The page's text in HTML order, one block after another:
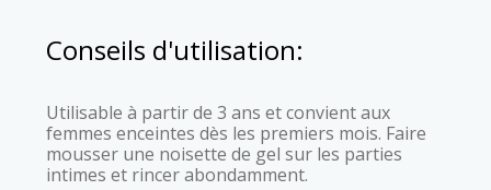
Conseils d'utilisation:
Utilisable à partir de 3 ans et convient aux
femmes enceintes dès les premiers mois. Faire
mousser une noisette de gel sur les parties
intimes et rincer abondamment.